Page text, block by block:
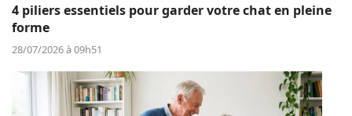
4 piliers essentiels pour garder votre chat en pleine
forme
28/07/2026 à 09h51